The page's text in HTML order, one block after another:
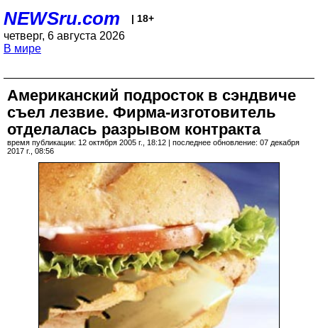
NEWSru.com | 18+
четверг, 6 августа 2026
В мире
Американский подросток в сэндвиче
съел лезвие. Фирма-изготовитель
отделалась разрывом контракта
время публикации: 12 октября 2005 г., 18:12 | последнее обновление: 07 декабря
2017 г., 08:56